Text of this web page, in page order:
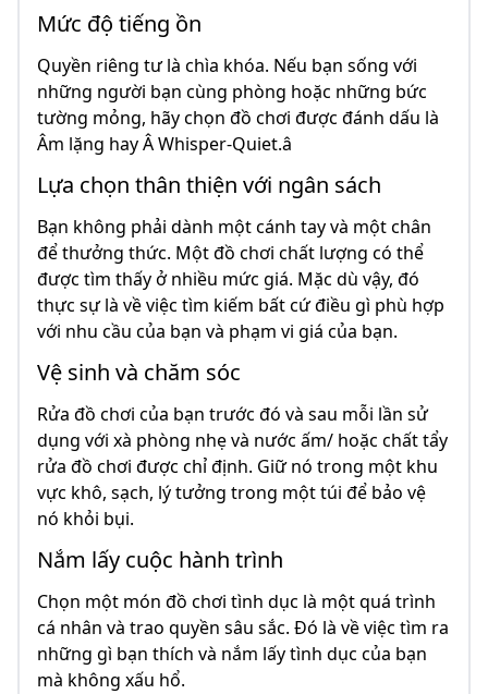
Mức độ tiếng ồn
Quyền riêng tư là chìa khóa. Nếu bạn sống với
những người bạn cùng phòng hoặc những bức
tường mỏng, hãy chọn đồ chơi được đánh dấu là
Âm lặng hay Â Whisper-Quiet.â
Lựa chọn thân thiện với ngân sách
Bạn không phải dành một cánh tay và một chân
để thưởng thức. Một đồ chơi chất lượng có thể
được tìm thấy ở nhiều mức giá. Mặc dù vậy, đó
thực sự là về việc tìm kiếm bất cứ điều gì phù hợp
với nhu cầu của bạn và phạm vi giá của bạn.
Vệ sinh và chăm sóc
Rửa đồ chơi của bạn trước đó và sau mỗi lần sử
dụng với xà phòng nhẹ và nước ấm/ hoặc chất tẩy
rửa đồ chơi được chỉ định. Giữ nó trong một khu
vực khô, sạch, lý tưởng trong một túi để bảo vệ
nó khỏi bụi.
Nắm lấy cuộc hành trình
Chọn một món đồ chơi tình dục là một quá trình
cá nhân và trao quyền sâu sắc. Đó là về việc tìm ra
những gì bạn thích và nắm lấy tình dục của bạn
mà không xấu hổ.